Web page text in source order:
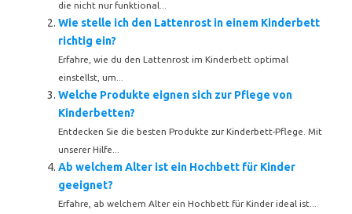
die nicht nur funktional...
Wie stelle ich den Lattenrost in einem Kinderbett
richtig ein?
Erfahre, wie du den Lattenrost im Kinderbett optimal
einstellst, um...
Welche Produkte eignen sich zur Pflege von
Kinderbetten?
Entdecken Sie die besten Produkte zur Kinderbett-Pflege. Mit
unserer Hilfe...
Ab welchem Alter ist ein Hochbett für Kinder
geeignet?
Erfahre, ab welchem Alter ein Hochbett für Kinder ideal ist...